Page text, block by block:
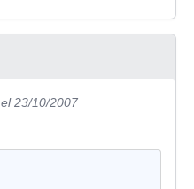
el 23/10/2007